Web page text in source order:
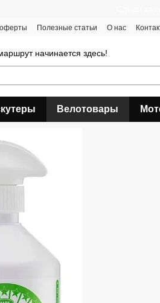
оферты Полезные статьи О нас
начинается здесь!
Велотовары